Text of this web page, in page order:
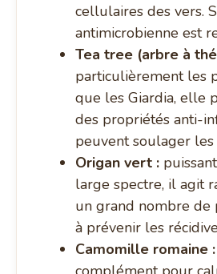
cellulaires des vers.
antimicrobienne est
Tea tree (arbre à
particulièrement les
que les Giardia, elle
des propriétés anti-
peuvent soulager les
Origan vert :
large spectre, il agit
un grand nombre de
à prévenir les
Camomille romaine :